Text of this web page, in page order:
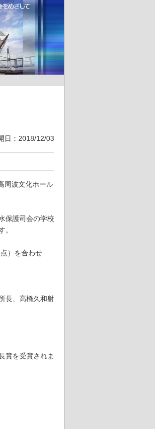
日：2018/12/03
周波文化ホール
保護司会の学校
。
）を合わせ
長、高橋久和射
賞を受賞されま